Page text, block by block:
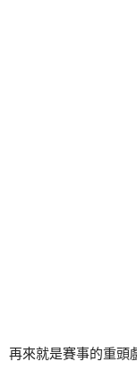
再來就是賽事的重頭